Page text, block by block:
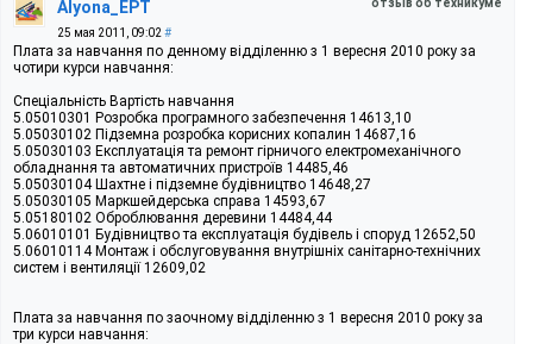
Alyona_EPT
25 мая 2011, 09:02 #
Плата за навчання по денному відділенню з 1 вересня 2010 року за
чотири курси навчання:
Спеціальність Вартість навчання
5.05010301 Розробка програмного забезпечення 14613,10
5.05030102 Підземна розробка корисних копалин 14687,16
5.05030103 Експлуатація та ремонт гірничого електромеханічного
обладнання та автоматичних пристроїв 14485,46
5.05030104 Шахтне і підземне будівництво 14648,27
5.05030105 Маркшейдерська справа 14593,67
5.05180102 Оброблювання деревини 14484,44
5.06010101 Будівництво та експлуатація будівель і споруд 12652,50
5.06010114 Монтаж і обслуговування внутрішніх санітарно-технічних
систем і вентиляції 12609,02
Плата за навчання по заочному відділенню з 1 вересня 2010 року за
три курси навчання: